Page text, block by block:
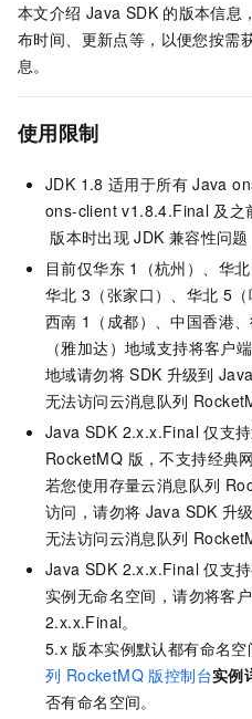
本文介绍 Java SDK 的版本信息
布时间、更新点等，以便您按需
息。
使用限制
JDK 1.8 适用于所有 Java
ons-client v1.8.4.Final 及之
版本时出现 JDK 兼容性问
目前仅华东 1（杭州）、华北
华北 3（张家口）、华北 5（
西南 1（成都）、中国香港
（雅加达）地域支持将客户
地域请勿将 SDK 升级到
无法访问云消息队列
Java SDK 2.x.x.Final 仅支
RocketMQ 版 ，不支持经典
若您使用存量云消息队列
访问，请勿将 Java SDK 升
无法访问云消息队列
Java SDK 2.x.x.Final 仅支
实例无命名空间，请勿将客
2.x.x.Final。
5.x 版本实例默认都有命名
列 RocketMQ 版控制台实例
否有命名空间。